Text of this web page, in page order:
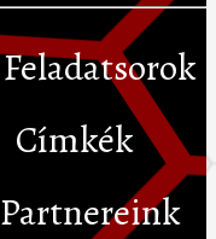
Feladatsorok
Címkék
Partnereink